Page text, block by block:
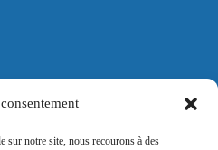
sur notre site, nous recourons à des